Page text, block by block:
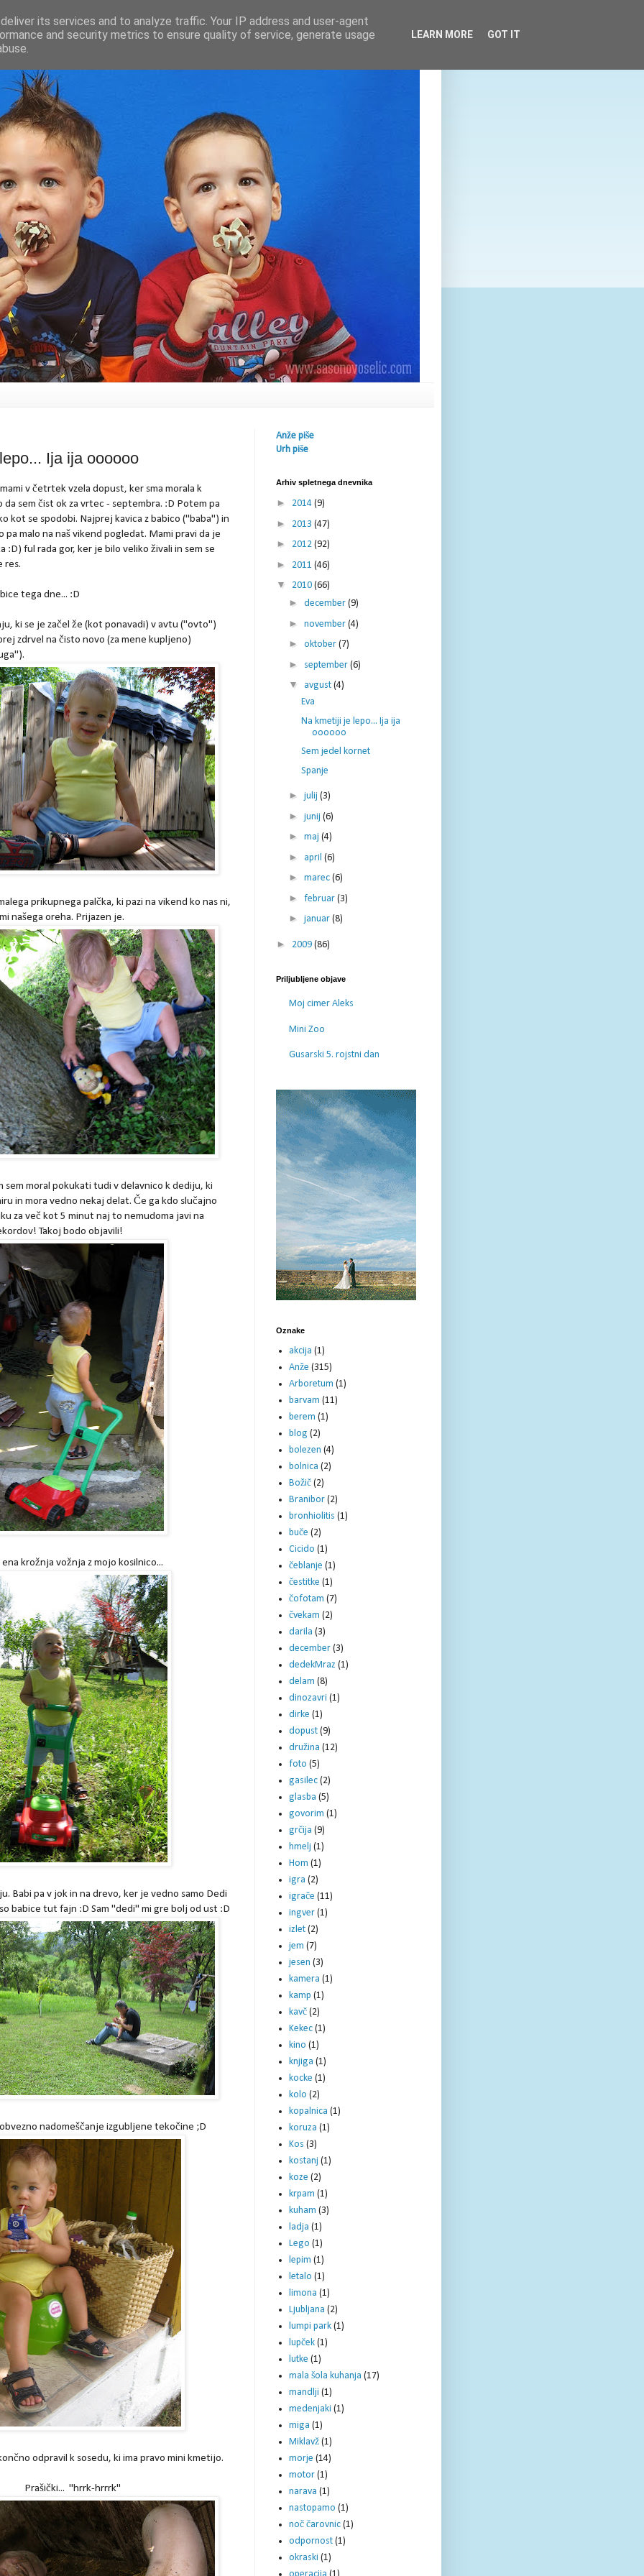
Ija ija oooooo
v četrtek vzela dopust, ker sma morala k
sem čist ok za vrtec - septembra. :D Potem pa
kot se spodobi. Najprej kavica z babico ("baba") in
malo na naš vikend pogledat. Mami pravi da je
:D) ful rada gor, ker je bilo veliko živali in sem se
res.
tega dne... :D
ki se je začel že (kot ponavadi) v avtu ("ovto")
zdrvel na čisto novo (za mene kupljeno)
prikupnega palčka, ki pazi na vikend ko nas ni,
našega oreha. Prijazen je.
sem moral pokukati tudi v delavnico k dediju, ki
in mora vedno nekaj delat. Če ga kdo slučajno
za več kot 5 minut naj to nemudoma javi na
Takoj bodo objavili!
ena krožnja vožnja z mojo kosilnico...
Babi pa v jok in na drevo, ker je vedno samo Dedi
babice tut fajn :D Sam "dedi" mi gre bolj od ust :D
nadomeščanje izgubljene tekočine ;D
odpravil k sosedu, ki ima pravo mini kmetijo.
Prašički... "hrrk-hrrrk"
Anže piše
Urh piše
Arhiv spletnega dnevnika
► 2014 (9)
► 2013 (47)
► 2012 (92)
► 2011 (46)
▼ 2010 (66)
► december (9)
► november (4)
► oktober (7)
► september (6)
▼ avgust (4)
Eva
Na kmetiji je lepo... Ija ija
oooooo
Sem jedel kornet
Spanje
► julij (3)
► junij (6)
► maj (4)
► april (6)
► marec (6)
► februar (3)
► januar (8)
► 2009 (86)
Priljubljene objave
Moj cimer Aleks
Mini Zoo
Gusarski 5. rojstni dan
Oznake
akcija (1)
Anže (315)
Arboretum (1)
barvam (11)
berem (1)
blog (2)
bolezen (4)
bolnica (2)
Božič (2)
Branibor (2)
bronhiolitis (1)
buče (2)
Cicido (1)
čeblanje (1)
čestitke (1)
čofotam (7)
čvekam (2)
darila (3)
december (3)
dedekMraz (1)
delam (8)
dinozavri (1)
dirke (1)
dopust (9)
družina (12)
foto (5)
gasilec (2)
glasba (5)
govorim (1)
grčija (9)
hmelj (1)
Hom (1)
igra (2)
igrače (11)
ingver (1)
izlet (2)
jem (7)
jesen (3)
kamera (1)
kamp (1)
kavč (2)
Kekec (1)
kino (1)
knjiga (1)
kocke (1)
kolo (2)
kopalnica (1)
koruza (1)
Kos (3)
kostanj (1)
koze (2)
krpam (1)
kuham (3)
ladja (1)
Lego (1)
lepim (1)
letalo (1)
limona (1)
Ljubljana (2)
lumpi park (1)
lupček (1)
lutke (1)
mala šola kuhanja (17)
mandlji (1)
medenjaki (1)
miga (1)
Miklavž (1)
morje (14)
motor (1)
narava (1)
nastopamo (1)
noč čarovnic (1)
odpornost (1)
okraski (1)
its services and to analyze traffic. Your IP address and user-agent
and security metrics to ensure quality of service, generate usage
LEARN MORE GOT IT